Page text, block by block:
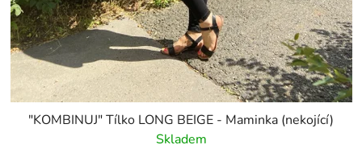
"KOMBINUJ" Tílko LONG BEIGE - Maminka (nekojící)
Skladem